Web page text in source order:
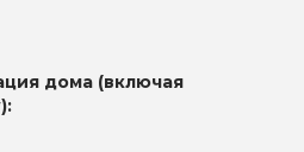
дома (включая